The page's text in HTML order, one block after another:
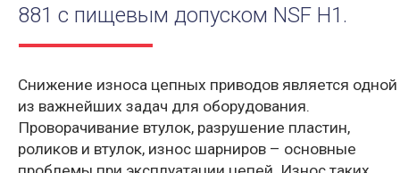
881 с пищевым допуском NSF H1.
Снижение износа цепных приводов является одной
из важнейших задач для оборудования.
Проворачивание втулок, разрушение пластин,
роликов и втулок, износ шарниров – основные